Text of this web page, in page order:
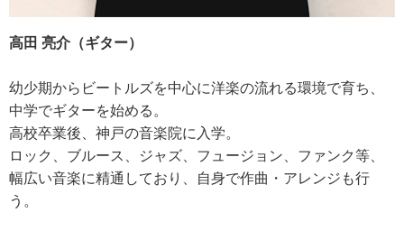
高田 亮介（ギター）
幼少期からビートルズを中心に洋楽の流れる環境で育ち、
中学でギターを始める。
高校卒業後、神戸の音楽院に入学。
ロック、ブルース、ジャズ、フュージョン、ファンク等、
幅広い音楽に精通しており、自身で作曲・アレンジも行
う。